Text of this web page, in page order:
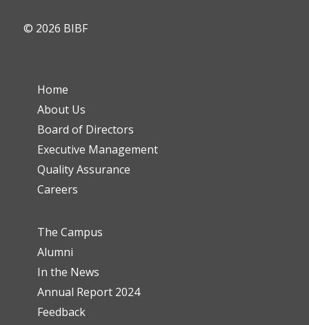
© 2026 BIBF
Home
About Us
Board of Directors
Executive Management
Quality Assurance
Careers
The Campus
Alumni
In the News
Annual Report 2024
Feedback